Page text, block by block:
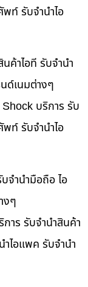
ท์ รับจำนำไอ
ค้าไอที รับจำนำ
ด์เนมต่างๆ
บริการ รับ
ท์ รับจำนำไอ
จำนำมือถือ ไอ
งๆ
าร รับจำนำสินค้า
ไอแพค รับจำนำ